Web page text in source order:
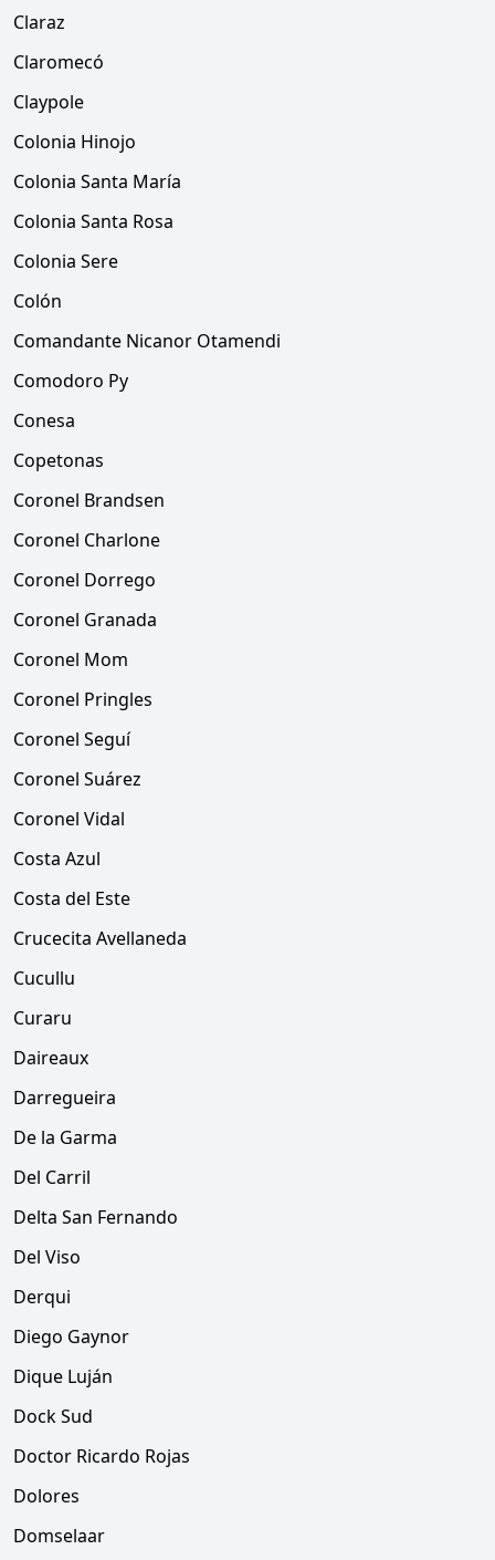
Claraz
Claromecó
Claypole
Colonia Hinojo
Colonia Santa María
Colonia Santa Rosa
Colonia Sere
Colón
Comandante Nicanor Otamendi
Comodoro Py
Conesa
Copetonas
Coronel Brandsen
Coronel Charlone
Coronel Dorrego
Coronel Granada
Coronel Mom
Coronel Pringles
Coronel Seguí
Coronel Suárez
Coronel Vidal
Costa Azul
Costa del Este
Crucecita Avellaneda
Cucullu
Curaru
Daireaux
Darregueira
De la Garma
Del Carril
Delta San Fernando
Del Viso
Derqui
Diego Gaynor
Dique Luján
Dock Sud
Doctor Ricardo Rojas
Dolores
Domselaar